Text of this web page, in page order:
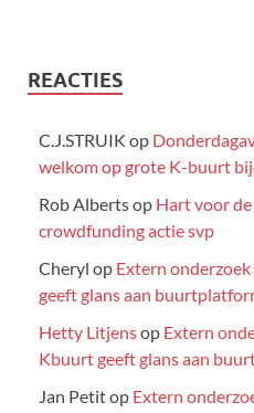
REACTIES
C.J.STRUIK op
welkom op grote K-buurt
Rob Albertsop Hart voor
crowdfunding actie svp
Cheryl op Extern
geeft glans aan
Hetty Litjensop Extern
Kbuurt geeft glans aan
Jan Petitop Extern